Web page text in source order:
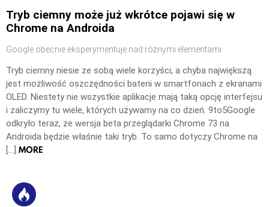
Tryb ciemny może już wkrótce pojawi się w
Chrome na Androida
Google obecnie eksperymentuje nad różnymi elementami
Tryb ciemny niesie ze sobą wiele korzyści, a chyba największą
jest możliwość oszczędności baterii w smartfonach z ekranami
OLED. Niestety nie wszystkie aplikacje mają taką opcję interfejsu
i zaliczymy tu wiele, których używamy na co dzień. 9to5Google
odkryło teraz, że wersja beta przeglądarki Chrome 73 na
Androida będzie właśnie taki tryb. To samo dotyczy Chrome na
[…] MORE